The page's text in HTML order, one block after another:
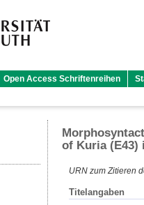
Open Access Schriftenreihen
of Kuria (E43)
URN zum Zitieren
Titelangaben